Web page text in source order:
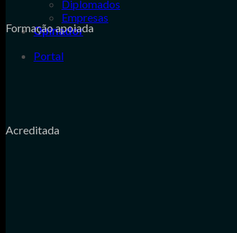
Diplomados
Empresas
Opinador
Portal
Formação apoiada
Acreditada